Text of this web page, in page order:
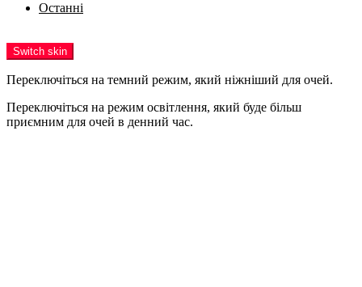
Останні
Switch skin
Переключіться на темний режим, який ніжніший для очей.
Переключіться на режим освітлення, який буде більш
приємним для очей в денний час.